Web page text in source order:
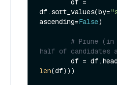
df.sort_values(by=
ascending=False)
# Prune (in
half of candidates
df =
len(df)))